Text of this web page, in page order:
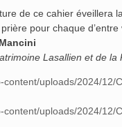
de ce cahier éveillera
pour chaque
Lasallien et de la
content/uploads/2024/12/
content/uploads/2024/12/